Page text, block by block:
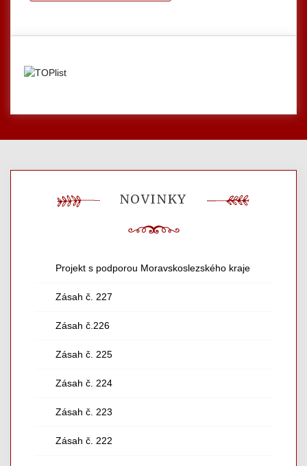
NOVINKY
Projekt s podporou Moravskoslezského kraje
Zásah č. 227
Zásah č.226
Zásah č. 225
Zásah č. 224
Zásah č. 223
Zásah č. 222